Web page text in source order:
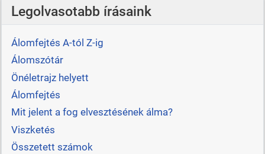
Legolvasotabb írásaink
Álomfejtés A-tól Z-ig
Álomszótár
Önéletrajz helyett
Álomfejtés
Mit jelent a fog elvesztésének álma?
Viszketés
Összetett számok